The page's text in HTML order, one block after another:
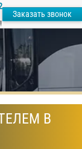
Заказать звонок
В